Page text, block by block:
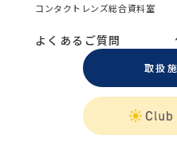
コンタクトレンズ総合資料室
よくあるご質問
取扱